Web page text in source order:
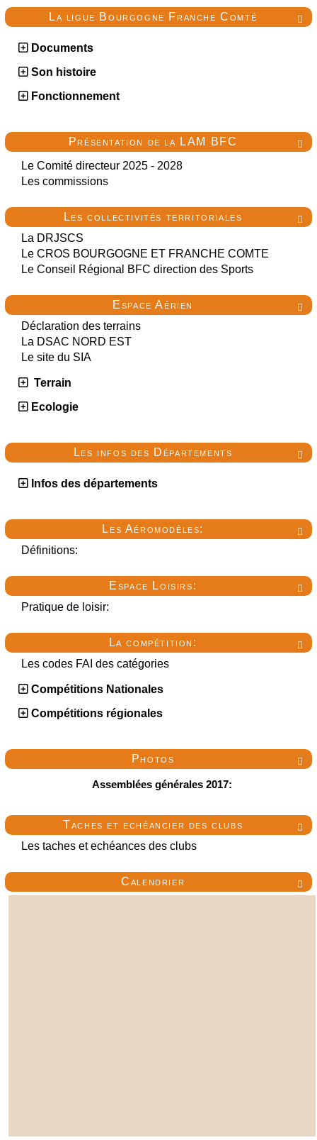

La ligue Bourgogne Franche Comté
Documents
Son histoire
Fonctionnement

Présentation de la LAM BFC
Le Comité directeur 2025 - 2028
Les commissions

Les collectivités territoriales
La DRJSCS
Le CROS BOURGOGNE ET FRANCHE COMTE
Le Conseil Régional BFC direction des Sports

Espace Aérien
Déclaration des terrains
La DSAC NORD EST
Le site du SIA
Terrain
Ecologie

Les infos des Départements
Infos des départements

Les Aéromodèles:
Définitions:

Espace Loisirs:
Pratique de loisir:

La compétition:
Les codes FAI des catégories
Compétitions Nationales
Compétitions régionales

Photos
Assemblées générales 2017:

Taches et echéancier des clubs
Les taches et echéances des clubs

Calendrier